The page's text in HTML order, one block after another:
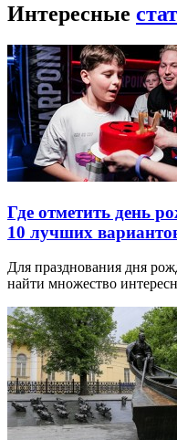
Интересные
Где отметить день
10 лучших
Для празднования дня
найти множество